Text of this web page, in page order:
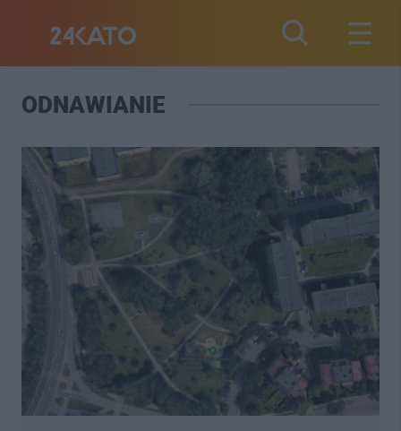
ODNAWIANIE